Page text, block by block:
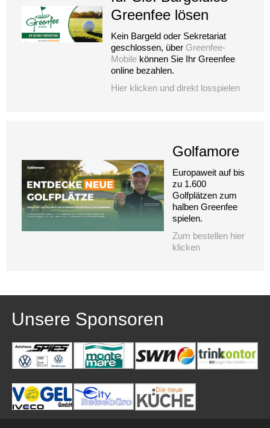
Greenfee lösen
Kein Bargeld oder Sekretariat
geschlossen, über Greenfee-
Mobile können Sie Ihr Greenfee
online bezahlen.
Hier klicken und direkt losspielen
Golfamore
Europaweit auf bis
zu 1.600
Golfplätzen zum
halben Greenfee
spielen.
Zum bestellen hier
klicken
Unsere Sponsoren